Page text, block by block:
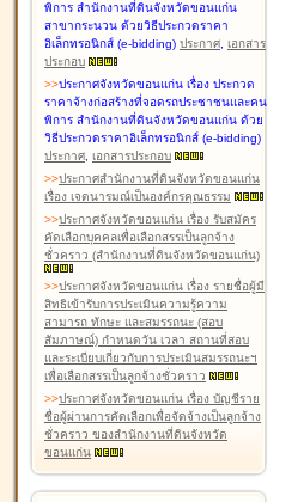
พิการ สำนักงานที่ดินจังหวัดขอนแก่น
สาขากระนวน ด้วยวิธีประกวดราคา
อิเล็กทรอนิกส์ (e-bidding) ประกาศ, เอกสาร
ประกอบ
>>ประกาศจังหวัดขอนแก่น เรื่อง ประกวด
ราคาจ้างก่อสร้างที่จอดรถประชาชนและคน
พิการ สำนักงานที่ดินจังหวัดขอนแก่น ด้วย
วิธีประกวดราคาอิเล็กทรอนิกส์ (e-bidding)
ประกาศ, เอกสารประกอบ
>>ประกาศสำนักงานที่ดินจังหวัดขอนแก่น
เรื่อง เจตนารมณ์เป็นองค์กรคุณธรรม
>>ประกาศจังหวัดขอนแก่น เรื่อง รับสมัคร
คัดเลือกบุคคลเพื่อเลือกสรรเป็นลูกจ้าง
ชั่วคราว (สำนักงานที่ดินจังหวัดขอนแก่น)
>>ประกาศจังหวัดขอนแก่น เรื่อง รายชื่อผู้มี
สิทธิเข้ารับการประเมินความรู้ความ
สามารถ ทักษะ และสมรรถนะ (สอบ
สัมภาษณ์) กำหนดวัน เวลา สถานที่สอบ
และระเบียบเกี่ยวกับการประเมินสมรรถนะฯ
เพื่อเลือกสรรเป็นลูกจ้างชั่วคราว
>>ประกาศจังหวัดขอนแก่น เรื่อง บัญชีราย
ชื่อผู้ผ่านการคัดเลือกเพื่อจัดจ้างเป็นลูกจ้าง
ชั่วคราว ของสำนักงานที่ดินจังหวัด
ขอนแก่น